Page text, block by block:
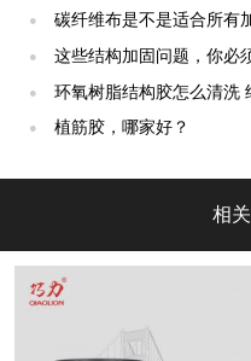
● 碳纤维布是不是适合所有
● 这些结构加固问题，你必
●
环氧树脂结构胶怎么清洗
怎么洗掉
● 植筋胶，哪家好？
相